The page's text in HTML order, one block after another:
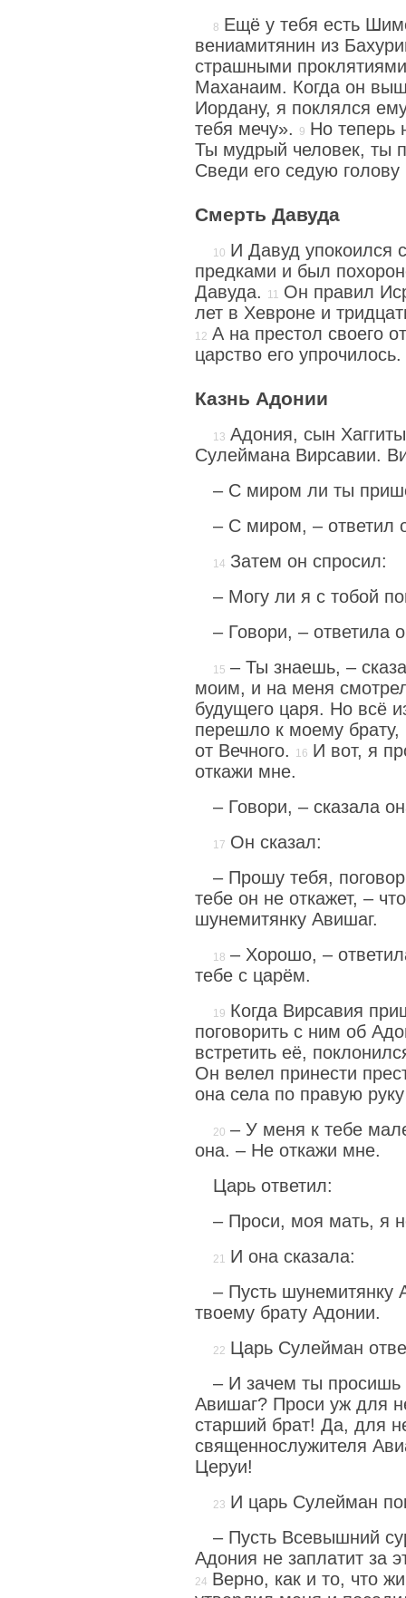
Ещё у тебя есть
вениамитянин из
страшными
Маханаим. Когда он
Иордану, я поклялся
тебя мечу».
Но теперь
Ты мудрый человек, ты
Сведи его седую
Смерть Давуда
И Давуд упокоился
предками и был
Давуда.
Он правил
лет в Хевроне и
А на престол своего
царство его упрочилось.
Казнь Адонии
Адония, сын
Сулеймана Вирсавии.
– С миром ли ты
– С миром, – ответил
Затем он спросил:
– Могу ли я с тобой
– Говори, – ответила
– Ты знаешь, –
моим, и на меня
будущего царя. Но всё
перешло к моему
от Вечного.
И вот, я
откажи мне.
– Говори, – сказала
Он сказал:
– Прошу тебя,
тебе он не откажет, –
шунемитянку Авишаг.
– Хорошо, –
тебе с царём.
Когда Вирсавия
поговорить с ним об
встретить её,
Он велел принести
она села по правую
– У меня к тебе
она. – Не откажи мне.
Царь ответил:
– Проси, моя мать, я
И она сказала:
– Пусть шунемитянку
твоему брату Адонии.
Царь Сулейман
– И зачем ты
Авишаг? Проси уж для
старший брат! Да, для
священнослужителя
Церуи!
И царь Сулейман
– Пусть Всевышний
Адония не заплатит за
Верно, как и то, что